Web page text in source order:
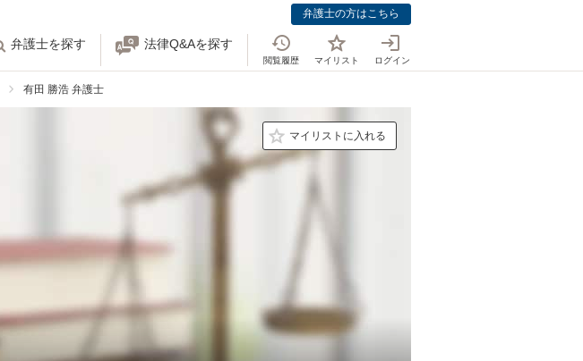
弁護士の方はこちら
弁護士を探す 法律Q&Aを探す
閲覧履歴 マイリスト ログイン
有田 勝浩 弁護士
マイリストに入れる